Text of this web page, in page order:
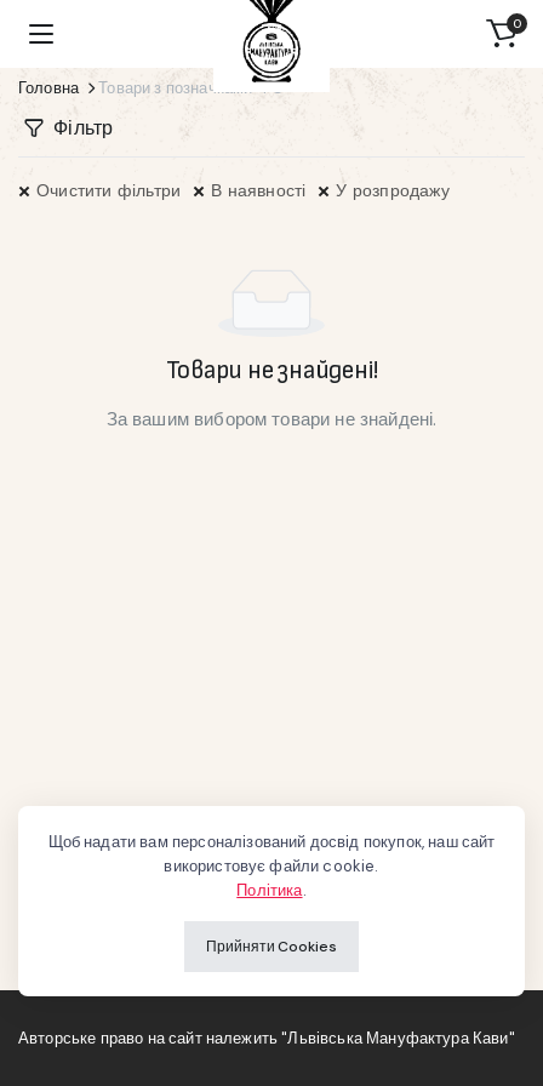
0
Головна Товари з позначками “FC”
Фільтр
Очистити фільтри В наявності У розпродажу
Товари не знайдені!
За вашим вибором товари не знайдені.
Авторське право на сайт належить "Львівська Мануфактура Кави"
Щоб надати вам персоналізований досвід покупок, наш сайт
використовує файли cookie.
Політика.
Прийняти Cookies